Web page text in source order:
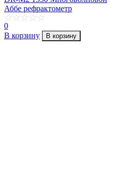
Аббе рефрактометр
0
В корзину
В корзину